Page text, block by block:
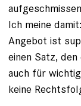
Ich meine
Angebot ist
einen Satz,
auch für
keine